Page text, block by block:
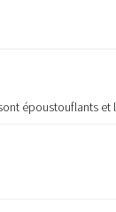
époustouflants